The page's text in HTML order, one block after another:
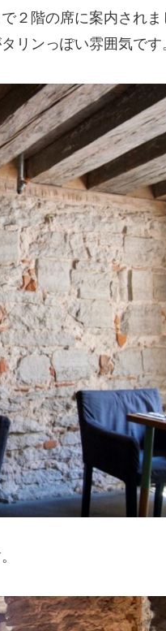
２階の席に案内されま
リンっぽい雰囲気です